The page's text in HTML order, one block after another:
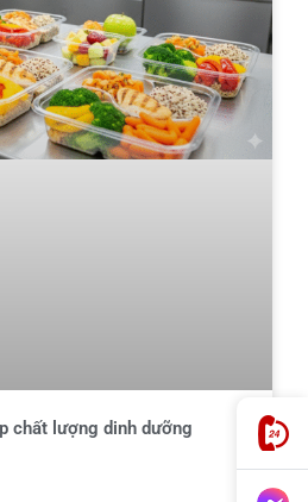
chất lượng dinh dưỡng